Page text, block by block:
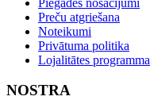
Preču atgriešana
Noteikumi
Privātuma politika
Lojalitātes programma
NOSTRA